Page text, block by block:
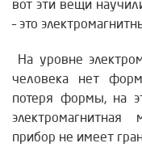
вот эти вещи
– это
На уровне
человека нет
потеря формы, на
электромагнитная
прибор не имеет